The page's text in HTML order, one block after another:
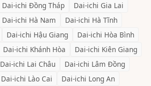
Dai-ichi Đồng Tháp Dai-ichi Gia Lai
Dai-ichi Hà Nam Dai-ichi Hà Tĩnh
Dai-ichi Hậu Giang Dai-ichi Hòa Bình
Dai-ichi Khánh Hòa Dai-ichi Kiên Giang
Dai-ichi Lai Châu Dai-ichi Lâm Đồng
Dai-ichi Lào Cai Dai-ichi Long An